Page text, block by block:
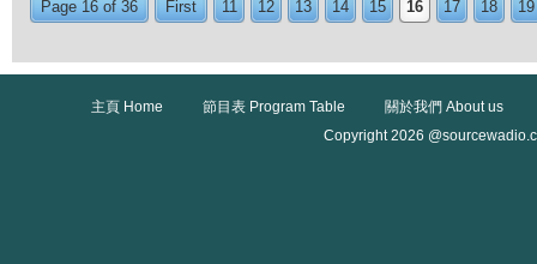
Page 16 of 36 First 11 12 13 14 15 16 17 18 19
主頁 Home 節目表 Program Table
關於我們 About us
Copyright 2026